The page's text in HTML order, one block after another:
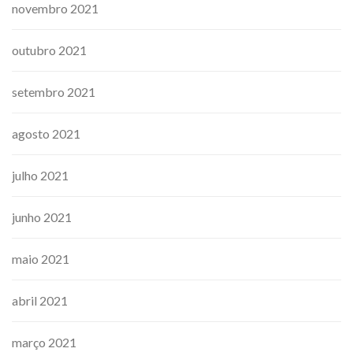
novembro 2021
outubro 2021
setembro 2021
agosto 2021
julho 2021
junho 2021
maio 2021
abril 2021
março 2021